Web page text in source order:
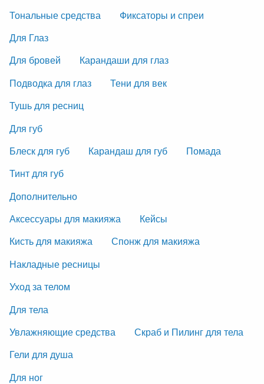
Тональные средства
Фиксаторы и спреи
Для Глаз
Для бровей
Карандаши для глаз
Подводка для глаз
Тени для век
Тушь для ресниц
Для губ
Блеск для губ
Карандаш для губ
Помада
Тинт для губ
Дополнительно
Аксессуары для макияжа
Кейсы
Кисть для макияжа
Спонж для макияжа
Накладные ресницы
Уход за телом
Для тела
Увлажняющие средства
Скраб и Пилинг для тела
Гели для душа
Для ног